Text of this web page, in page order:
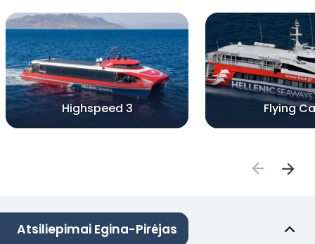
Highspeed 3 Flying
Atsiliepimai Egina-Pirėjas